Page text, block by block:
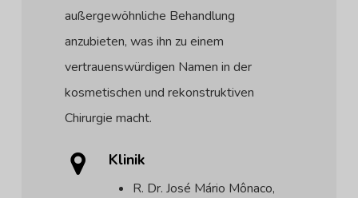
außergewöhnliche Behandlung
anzubieten, was ihn zu einem
vertrauenswürdigen Namen in der
kosmetischen und rekonstruktiven
Chirurgie macht.
Klinik
R. Dr. José Mário Mônaco,